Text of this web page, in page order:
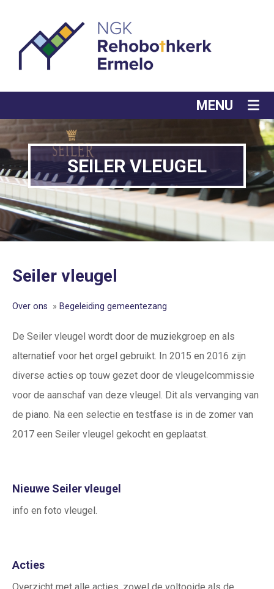
MENU
SEILER VLEUGEL
Seiler vleugel
Over ons » Begeleiding gemeentezang
De Seiler vleugel wordt door de muziekgroep en als
alternatief voor het orgel gebruikt. In 2015 en 2016 zijn
diverse acties op touw gezet door de vleugelcommissie
voor de aanschaf van deze vleugel. Dit als vervanging van
de piano. Na een selectie en testfase is in de zomer van
2017 een Seiler vleugel gekocht en geplaatst.
Nieuwe Seiler vleugel
info en foto vleugel.
Acties